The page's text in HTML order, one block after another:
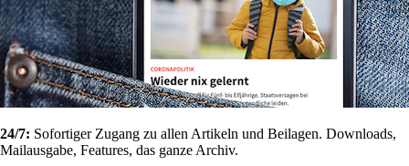
24/7: Sofortiger Zugang zu allen Artikeln und Beilagen. Downloads,
Mailausgabe, Features, das ganze Archiv.